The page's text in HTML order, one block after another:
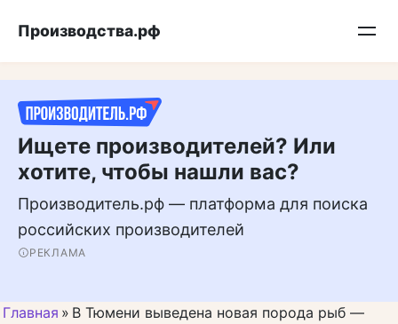
Подписывайтесь на нас в MAX
Производства.рф
Ищете производителей? Или
хотите, чтобы нашли вас?
Производитель.рф — платформа для поиска
российских производителей
РЕКЛАМА
Главная » В Тюмени выведена новая порода рыб —